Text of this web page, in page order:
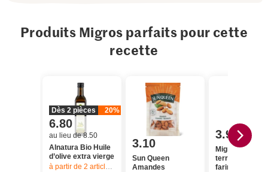
Produits Migros parfaits pour cette
recette
Dès 2 pièces 20%
6.80
au lieu de 8.50
Alnatura Bio Huile
d’olive extra vierge
à partir de 2 articles, Offre valable du 6.8 au 12.8.2026, jusqu’à
3.10
Sun Queen
Amandes
3.90
Migros
terre à chair
farineuse